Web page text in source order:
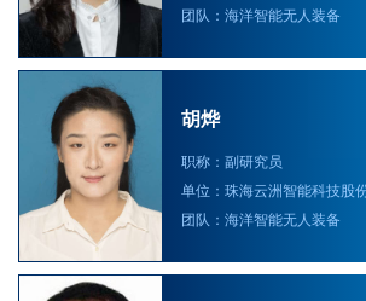
团队：海洋智能无人装备
胡烨
职称：副研究员
单位：珠海云洲智能科技股
团队：海洋智能无人装备